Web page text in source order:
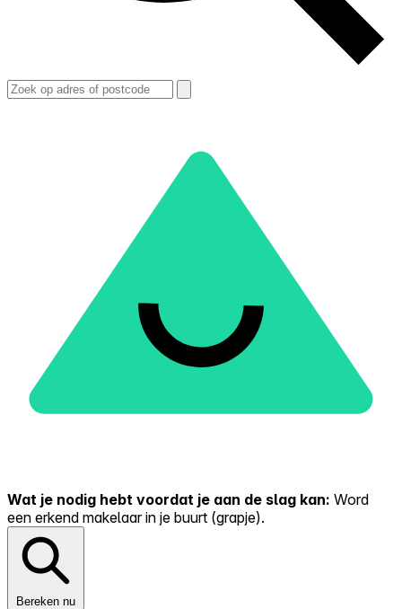
Wat je nodig hebt voordat je aan de slag kan: Word
een erkend makelaar in je buurt (grapje).
Bereken nu